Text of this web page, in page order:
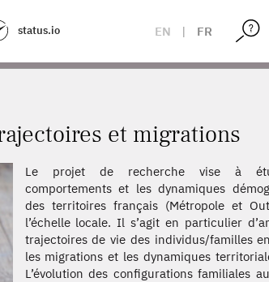
status.io EN | FR
et migrations
Le projet de recherche vise à
comportements et les dynamiques
des territoires français (Métropole et
l’échelle locale. Il s’agit en particulier
trajectoires de vie des individus/familles
les migrations et les dynamiques
L’évolution des configurations familiales